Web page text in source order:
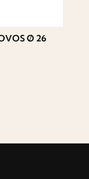
Ø 26